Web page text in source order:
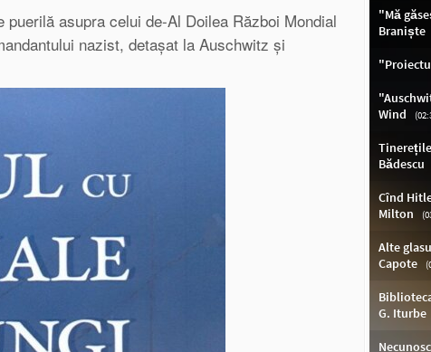
puerilă asupra celui de-Al Doilea Război Mondial
nazist, detașat la Auschwitz și